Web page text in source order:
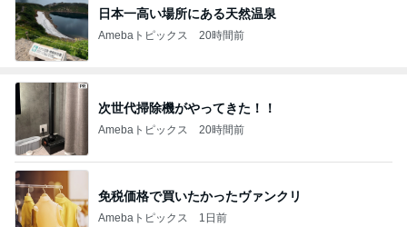
日本一高い場所にある天然温泉
Amebaトピックス 20時間前
次世代掃除機がやってきた！！
Amebaトピックス 20時間前
免税価格で買いたかったヴァンクリ
Amebaトピックス 1日前